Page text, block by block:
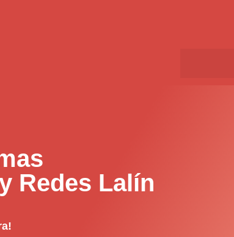
Redes Lalín